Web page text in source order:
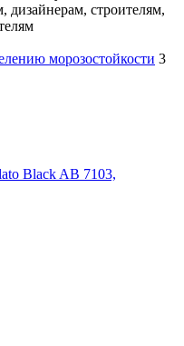
дизайнерам, строителям,
морозостойкости 3